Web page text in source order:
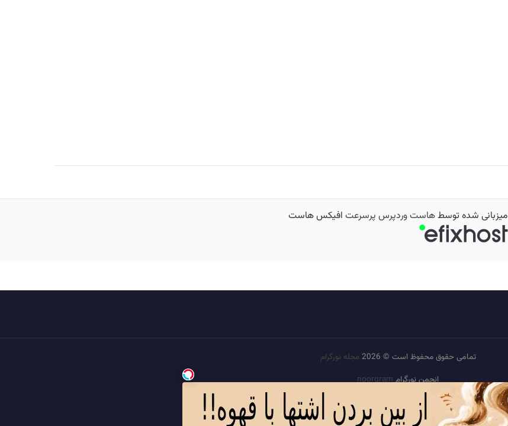
میزبانی شده توسطهاست وردپرس پرسرعت افیکس هاست
تمامی حقوق محفوظ است © 2026
مجله نورگرام
انجمن نورگرامnoorgram
سایت هم معنی